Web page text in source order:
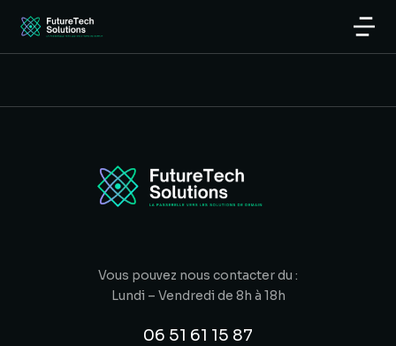
Vous pouvez nous contacter du :
Lundi – Vendredi de 8h à 18h
06 51 61 15 87